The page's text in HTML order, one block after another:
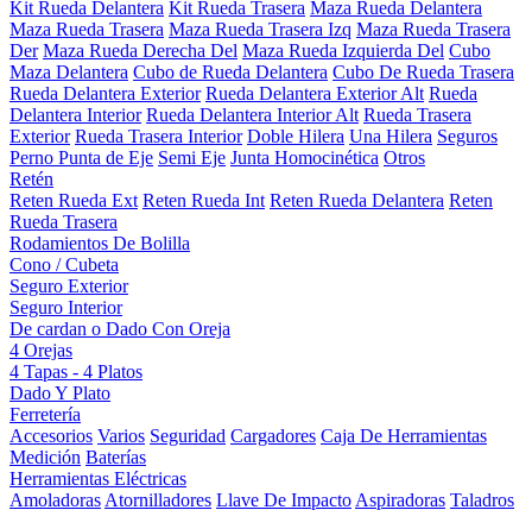
Kit Rueda Delantera Kit Rueda Trasera Maza Rueda Delantera
Maza Rueda Trasera Maza Rueda Trasera Izq Maza Rueda Trasera
Der Maza Rueda Derecha Del Maza Rueda Izquierda Del Cubo
Maza Delantera Cubo de Rueda Delantera Cubo De Rueda Trasera
Rueda Delantera Exterior Rueda Delantera Exterior Alt Rueda
Delantera Interior Rueda Delantera Interior Alt Rueda Trasera
Exterior Rueda Trasera Interior Doble Hilera Una Hilera Seguros
Perno Punta de Eje Semi Eje Junta Homocinética Otros
Retén
Reten Rueda Ext Reten Rueda Int Reten Rueda Delantera Reten
Rueda Trasera
Rodamientos De Bolilla
Cono / Cubeta
Seguro Exterior
Seguro Interior
De cardan o Dado Con Oreja
4 Orejas
4 Tapas - 4 Platos
Dado Y Plato
Ferretería
Accesorios Varios Seguridad Cargadores Caja De Herramientas
Medición Baterías
Herramientas Eléctricas
Amoladoras Atornilladores Llave De Impacto Aspiradoras Taladros